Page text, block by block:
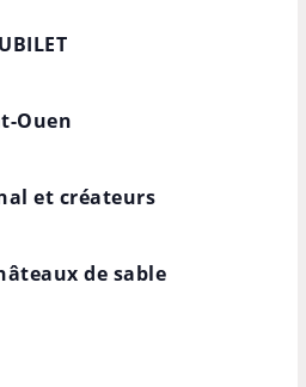
Ouen
et créateurs
de sable